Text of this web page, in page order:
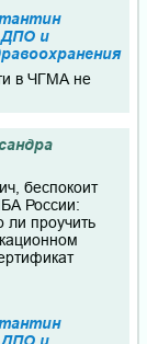
ДПО и
в ЧГМА не
беспокоит
России:
ли проучить
ДПО и